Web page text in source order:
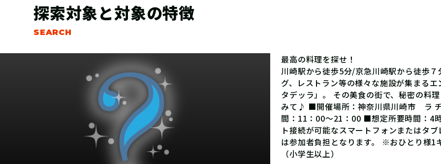
探索対象と対象の特徴
最高の料理を探せ！
川崎駅から徒歩5分/京急川崎駅から徒歩
グ、レストラン等の様々な施設が集まる
タデッラ」。 その美食の街で、秘密の料
みて♪ ■開催場所：神奈川県川崎市 ラ
間：11：00～21：00 ■想定所要時間：4
ト接続が可能なスマートフォンまたはタ
は参加者負担となります。 ※おひとり様1
（小学生以上）